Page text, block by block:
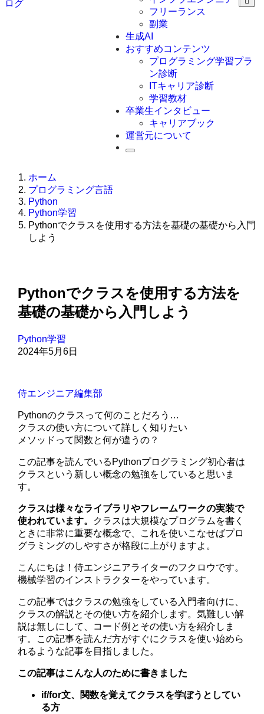
JavaScript
Swift
Ruby
フリーランス
副業
生成AI
おすすめコンテンツ
プログラミング学習プラ
ン診断
ITキャリア診断
学習教材
卒業生インタビュー
キャリアブック
運営元について
ホーム
プログラミング言語
Python
Python学習
Pythonでクラスを使用する方法を基礎の基礎から入門
しよう
Pythonでクラスを使用する方法を
基礎の基礎から入門しよう
Python学習
2024年5月6日
侍エンジニア編集部
Pythonのクラスって何のことだろう…
クラスの使い方について詳しく知りたい
メソッドって関数と何が違うの？
この記事を読んでいるPythonプログラミング初心者は
クラスという新しい概念の勉強をしていると思いま
す。
クラスは様々なライブラリやフレームワークの実装で
使われています。 クラスは大規模なプログラムを書く
ときに非常に重要な概念で、これを使いこなせばプロ
グラミングのしやすさが格段に上がりますよ。
こんにちは！侍エンジニアライターのフクロウです。
機械学習のインストラクターをやっています。
この記事ではクラスの勉強をしている入門者向けに、
クラスの解説とその使い方を紹介します。気難しい解
説は無しにして、コード例とその使い方を紹介しま
す。この記事を読んだ方がすぐにクラスを使い始めら
れるような記事を目指しました。
この記事はこんな人のために書きました
if/for文、関数を覚えてクラスを学ぼうとしてい
る方